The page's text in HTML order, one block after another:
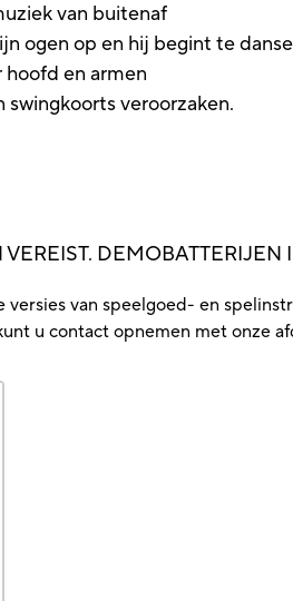
van buitenaf
ogen op en hij begint te
en armen
veroorzaken.
VEREIST.
versies van speelgoed- en
u contact opnemen met onze